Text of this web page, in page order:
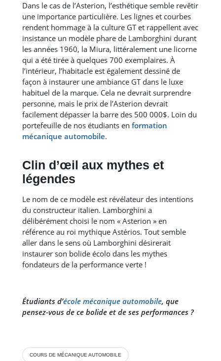
Dans le cas de l’Asterion, l’esthétique semble revêtir
une importance particulière. Les lignes et courbes
rendent hommage à la culture GT et rappellent avec
insistance un modèle phare de Lamborghini durant
les années 1960, la Miura, littéralement une licorne
qui a été tirée à quelques 700 exemplaires. À
l’intérieur, l’habitacle est également dessiné de
façon à instaurer une ambiance GT dans le luxe
habituel de la marque. Cela ne devrait surprendre
personne, mais le prix de l’Asterion devrait
facilement dépasser la barre des 500 000$. Loin du
portefeuille de nos étudiants en formation
mécanique automobile.
Clin d’œil aux mythes et
légendes
Le nom de ce modèle est révélateur des intentions
du constructeur italien. Lamborghini a
délibérément choisi le nom « Asterion » en
référence au roi mythique Astérios. Tout semble
aller dans le sens où Lamborghini désirerait
instaurer son bolide écolo dans les mythes
fondateurs de la performance verte !
Étudiants d’école mécanique automobile, que
pensez-vous de ce bolide et de ses performances ?
COURS DE MÉCANIQUE AUTOMOBILE